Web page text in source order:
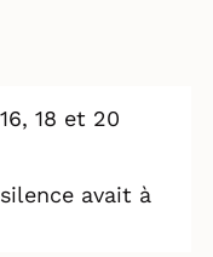
18 et 20
avait à